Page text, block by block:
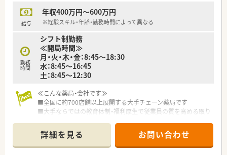
■薬局のうえ階に複数クリニックが入っており、それに加え駅近
ということもあり面対応で複数科目も応需しております。
≪業務内容≫
■ドラッグストアの調剤併設型の店舗で外来をメイン
■処方箋は約100枚/日程度
■調剤業務はもちろん一部OTC業務の対応もございます。
■中途薬剤師の入社時研修あり
店舗勤務の前にもWEBで5日間研修があり、前職ではあまり教育
を受けられなかった方も尚安心ですね♪
■「階層別研修」「職種別研修」「自己啓発」の3つのプログラムか
ら構成されており、多種多様な教育カリキュラムがあります。
■ご本人の希望により部門間の異動も可能。調剤・OTCどちらも
経験を積むことができます。
給与
年収400万円～600万円
※経験スキル・年齢・勤務時間によって異なる
勤務
時間
シフト制勤務
≪開局時間≫
月・火・木・金：8:45～18:30
水：8:45～16:45
土：8:45～12:30
≪こんな薬局・会社です≫
■全国に約700店舗以上展開する大手チェーン薬局です
■大手ならではの教育体制・福利厚生で従業員の質を高める取り
詳細を見る お問い合わせ